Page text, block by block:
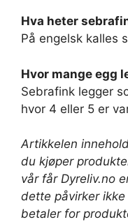
Hva heter
På engelsk kalles
Hvor mange egg
Sebrafink legger
hvor 4 eller 5 er
Artikkelen
du kjøper
vår får Dyreliv.no
dette påvirker
betaler for